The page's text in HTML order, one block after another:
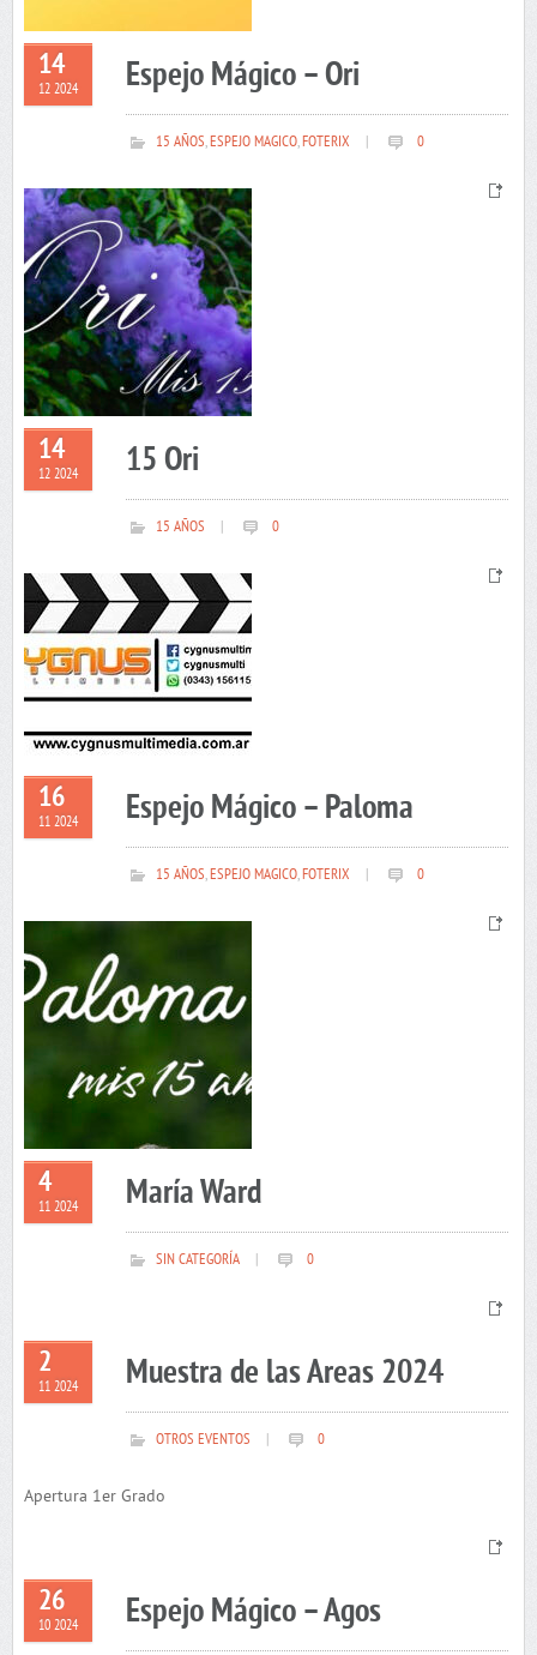
14
12 2024 Espejo Mágico – Ori
15 AÑOS,ESPEJO MAGICO,FOTERIX 0
14
12 2024 15 Ori
15 AÑOS 0
16
11 2024 Espejo Mágico – Paloma
15 AÑOS,ESPEJO MAGICO,FOTERIX 0
4
11 2024 María Ward
SIN CATEGORÍA 0
2
11 2024 Muestra de las Areas 2024
OTROS EVENTOS 0
Apertura 1er Grado
26
10 2024 Espejo Mágico – Agos